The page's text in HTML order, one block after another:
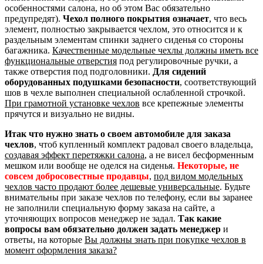
особенностями салона, но об этом Вас обязательно
предупредят). Чехол полного покрытия означает, что весь
элемент, полностью закрывается чехлом, это относится и к
раздельным элементам спинки заднего сиденья со стороны
багажника. Качественные модельные чехлы должны иметь все
функциональные отверстия под регулировочные ручки, а
также отверстия под подголовники. Для сидений
оборудованных подушками безопасности, соответствующий
шов в чехле выполнен специальной ослабленной строчкой.
При грамотной установке чехлов все крепежные элементы
прячутся и визуально не видны.
Итак что нужно знать о своем автомобиле для заказа
чехлов, чтоб купленный комплект радовал своего владельца,
создавая эффект перетяжки салона, а не висел бесформенным
мешком или вообще не оделся на сиденья. Некоторые, не
совсем добросовестные продавцы, под видом модельных
чехлов часто продают более дешевые универсальные. Будьте
внимательны при заказе чехлов по телефону, если вы заранее
не заполнили специальную форму заказа на сайте, а
уточняющих вопросов менеджер не задал. Так какие
вопросы вам обязательно должен задать менеджер и
ответы, на которые Вы должны знать при покупке чехлов в
момент оформления заказа?